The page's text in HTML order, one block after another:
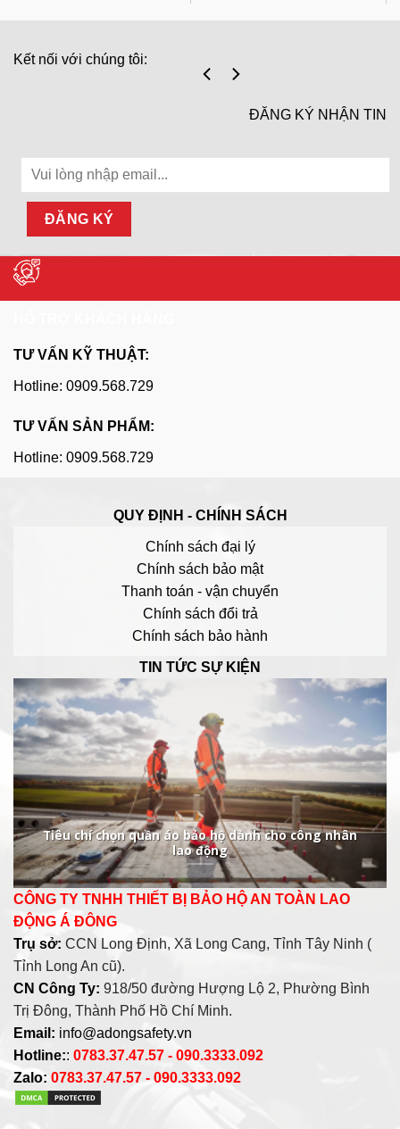
Kết nối với chúng tôi:
ĐĂNG KÝ NHẬN TIN
TƯ VẤN KỸ THUẬT:
Hotline: 0909.568.729
TƯ VẤN SẢN PHẨM:
Hotline: 0909.568.729
QUY ĐỊNH - CHÍNH SÁCH
Chính sách đại lý
Chính sách bảo mật
Thanh toán - vận chuyển
Chính sách đổi trả
Chính sách bảo hành
TIN TỨC SỰ KIỆN
Tiêu chí chọn quần áo bảo hộ dành cho công nhân
lao động
CÔNG TY TNHH THIẾT BỊ BẢO HỘ AN TOÀN LAO
ĐỘNG Á ĐÔNG
Trụ sở: CCN Long Định, Xã Long Cang, Tỉnh Tây Ninh (
Tỉnh Long An cũ).
CN Công Ty: 918/50 đường Hượng Lộ 2, Phường Bình
Trị Đông, Thành Phố Hồ Chí Minh.
Email: info@adongsafety.vn
Hotline:: 0783.37.47.57 - 090.3333.092
Zalo: 0783.37.47.57 - 090.3333.092